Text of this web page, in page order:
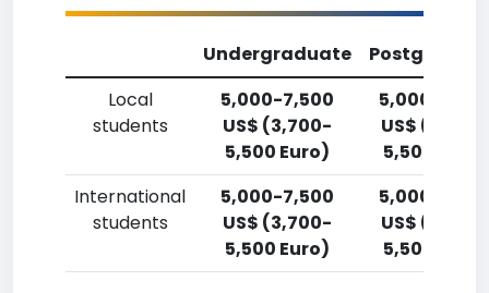
Undergraduate
Local
students
5,000-7,500
US$ (3,700-
5,500 Euro)
5,000-
US$ (3,700-
5,500 Euro)
International
students
5,000-7,500
US$ (3,700-
5,500 Euro)
5,000-
US$ (3,700-
5,500 Euro)